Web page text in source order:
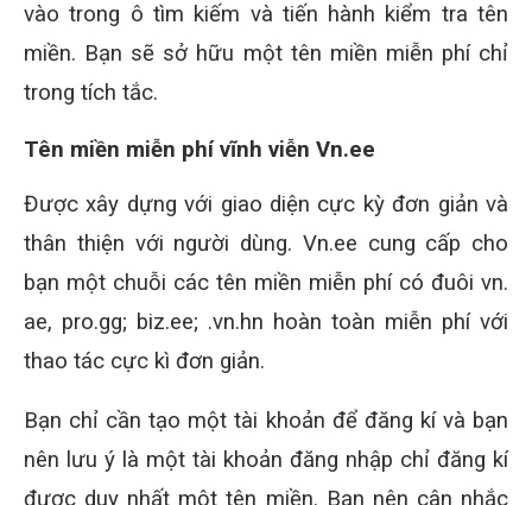
vào trong ô tìm kiếm và tiến hành kiểm tra tên
miền. Bạn sẽ sở hữu một tên miền miễn phí chỉ
trong tích tắc.
Tên miền miễn phí vĩnh viễn Vn.ee
Được xây dựng với giao diện cực kỳ đơn giản và
thân thiện với người dùng. Vn.ee cung cấp cho
bạn một chuỗi các tên miền miễn phí có đuôi vn.
ae, pro.gg; biz.ee; .vn.hn hoàn toàn miễn phí với
thao tác cực kì đơn giản.
Bạn chỉ cần tạo một tài khoản để đăng kí và bạn
nên lưu ý là một tài khoản đăng nhập chỉ đăng kí
được duy nhất một tên miền. Bạn nên cân nhắc